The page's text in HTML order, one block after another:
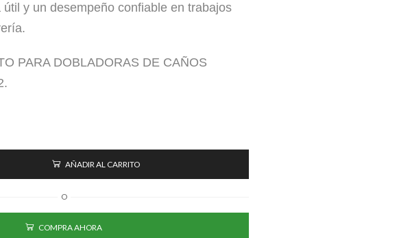
y un desempeño confiable en trabajos
PARA DOBLADORAS DE CAÑOS
AÑADIR AL CARRITO
O
COMPRA AHORA